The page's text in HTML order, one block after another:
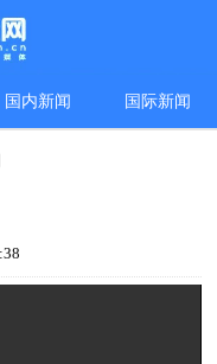
国内新闻 国际新闻